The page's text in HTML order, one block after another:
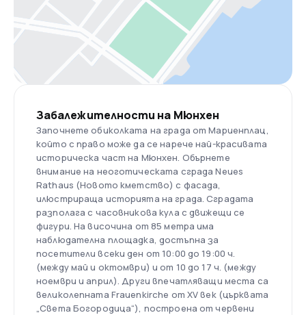
Забалежителности на Мюнхен
Започнете обиколката на града от Мариенплац,
който с право може да се нарече най-красивата
историческа част на Мюнхен. Обърнете
внимание на неоготическата сграда Neues
Rathaus (Новото кметство) с фасада,
илюстрираща историята на града. Сградата
разполага с часовникова кула с движещи се
фигури. На височина от 85 метра има
наблюдателна площадка, достъпна за
посетители всеки ден от 10:00 до 19:00 ч.
(между май и октомври) и от 10 до 17 ч. (между
ноември и април). Други впечатляващи места са
великолепната Frauenkirche от XV век (църквата
„Света Богородица“), построена от червени